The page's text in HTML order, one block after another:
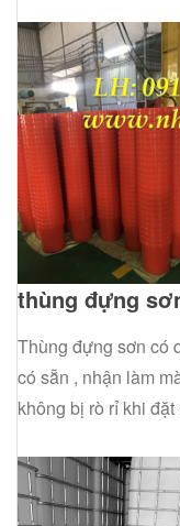
thùng đựng
Thùng đựng sơn có
có sẵn , nhận làm
không bị rò rỉ khi đặt